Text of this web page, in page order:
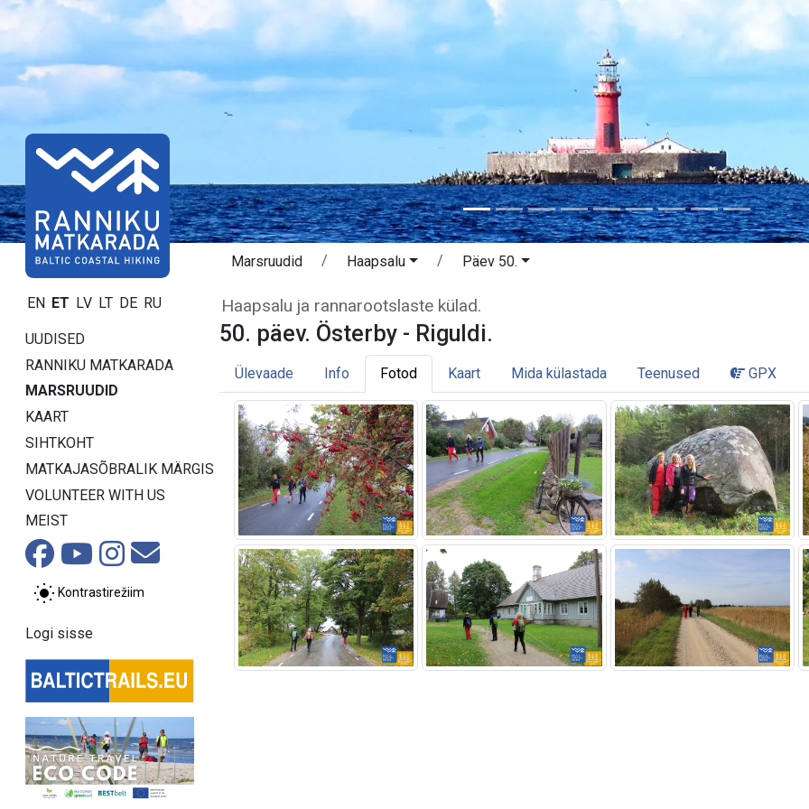
EN ET LV LT DE RU
UUDISED
RANNIKU MATKARADA
MARSRUUDID
KAART
SIHTKOHT
MATKAJASÕBRALIK MÄRGIS
VOLUNTEER WITH US
MEIST
Kontrastirežiim
Logi sisse
Marsruudid Haapsalu Päev 50.
Päev 50. Österby - Riguldi. Haapsalu ja
Haapsalu ja rannarootslaste külad.
50. päev. Österby - Riguldi.
Ülevaade Info Fotod Kaart Mida külastada Teenused GPX